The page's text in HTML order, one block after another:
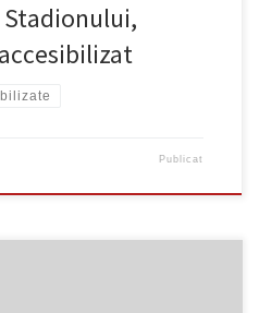
Stadionului,
Publicat